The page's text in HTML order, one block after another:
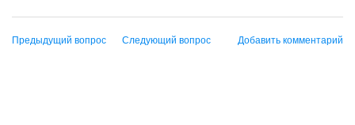
Предыдущий вопрос Следующий вопрос Добавить комментарий